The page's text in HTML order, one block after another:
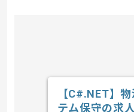
【C#.NET】
テム保守の求